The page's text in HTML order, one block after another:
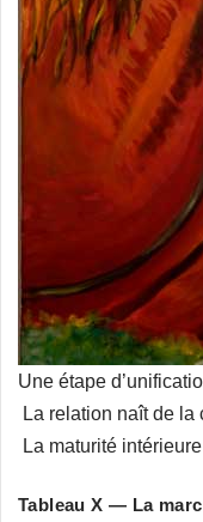
Une étape
La relation naît de la
La maturité
Tableau X — La